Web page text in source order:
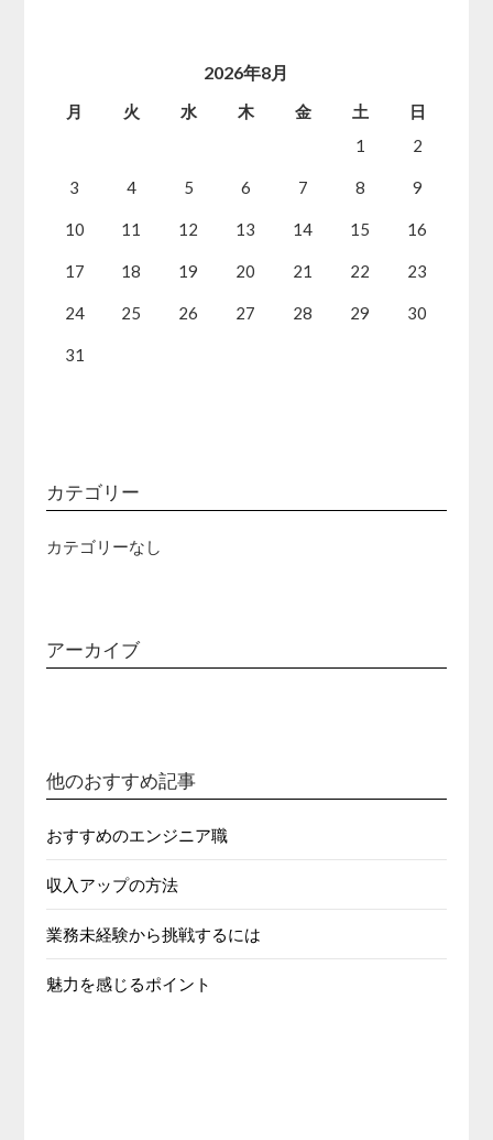
2026年8月
月 火 水 木 金 土
日
1
2
3 4 5 6 7 8 9
10 11 12 13 14 15 16
17 18 19 20 21 22 23
24 25 26 27 28 29 30
31
カテゴリー
カテゴリーなし
アーカイブ
他のおすすめ記事
おすすめのエンジニア職
収入アップの方法
業務未経験から挑戦するには
魅力を感じるポイント